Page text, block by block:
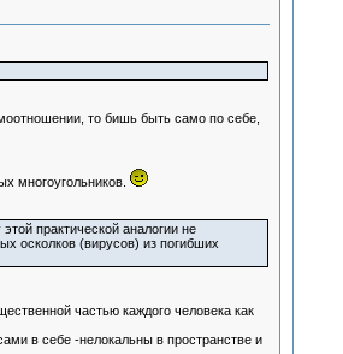
то бишь быть само по себе,
многоугольников.
практической аналогии не
осколков (вирусов) из погибших
частью каждого человека как
в себе -нелокальны в пространстве и